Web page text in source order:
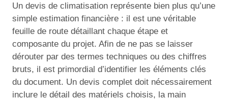
Un devis de climatisation représente bien plus qu’une
simple estimation financière : il est une véritable
feuille de route détaillant chaque étape et
composante du projet. Afin de ne pas se laisser
dérouter par des termes techniques ou des chiffres
bruts, il est primordial d’identifier les éléments clés
du document. Un devis complet doit nécessairement
inclure le détail des matériels choisis, la main